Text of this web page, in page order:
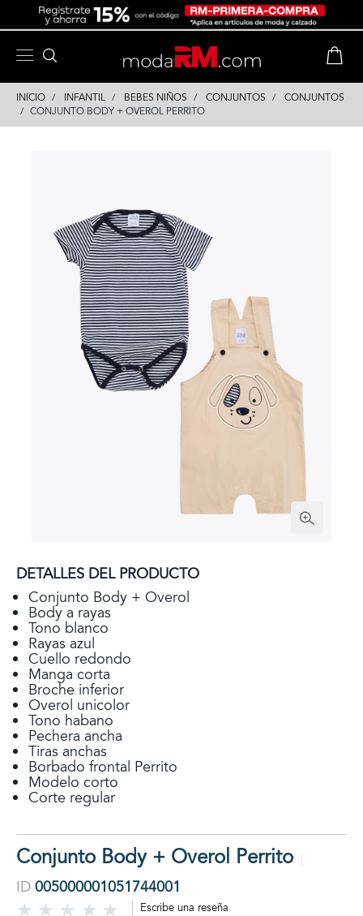
INICIO INFANTIL BEBES NIÑOS CONJUNTOS
CONJUNTOS
CONJUNTO BODY + OVEROL PERRITO
DETALLES DEL PRODUCTO
Conjunto Body + Overol
Body a rayas
Tono blanco
Rayas azul
Cuello redondo
Manga corta
Broche inferior
Overol unicolor
Tono habano
Pechera ancha
Tiras anchas
Borbado frontal Perrito
Modelo corto
Corte regular
Conjunto Body + Overol Perrito
ID 005000001051744001
Escribe una reseña